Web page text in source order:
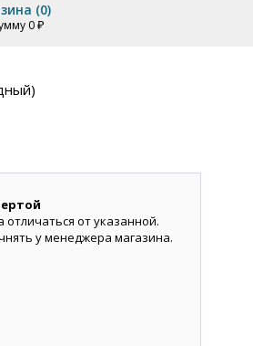
(0)
0 ₽
от указанной.
у менеджера магазина.